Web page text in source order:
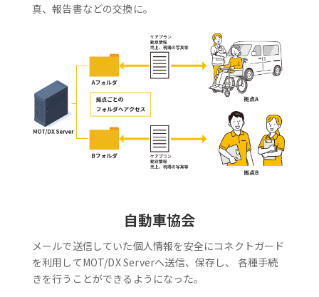
真、報告書などの交換に。
自動車協会
メールで送信していた個人情報を安全にコネクトガード
を利用してMOT/DX Serverへ送信、保存し、 各種手続
きを行うことができるようになった。